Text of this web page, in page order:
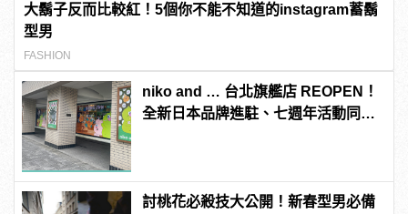
大鬍子反而比較紅！5個你不能不知道的instagram蓄鬍
型男
FASHION
niko and … 台北旗艦店 REOPEN！
全新日本品牌進駐、七週年活動同步
討桃花必殺技大公開！新春型男必備